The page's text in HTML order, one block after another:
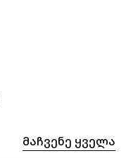
Მაჩვენე Ყველა